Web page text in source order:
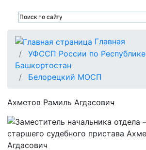
Главная
УФССП России по Республике
Башкортостан
Белорецкий МОСП
Ахметов Рамиль Агдасович